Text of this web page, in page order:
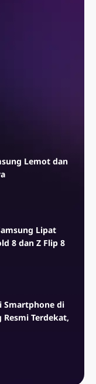
Lemot dan
Lipat
8 dan Z Flip 8
Smartphone di
Resmi Terdekat,